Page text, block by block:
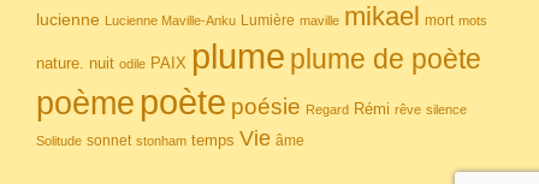
lucienne Lucienne Maville-Anku Lumière maville mikael mort mots
nature. nuit odile PAIX plume plume de poète
poème poète poésie Regard Rémi rêve silence
Solitude sonnet stonham temps Vie âme